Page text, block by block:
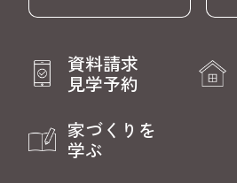
資料請求
見学予約
家づくりを
学ぶ